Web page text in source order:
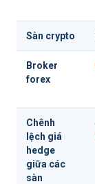
Sàn crypto
Broker
forex
Chênh
lệch giá
hedge
giữa các
sàn